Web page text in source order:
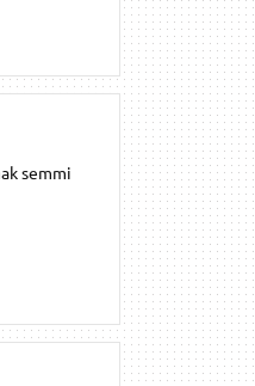
semmi